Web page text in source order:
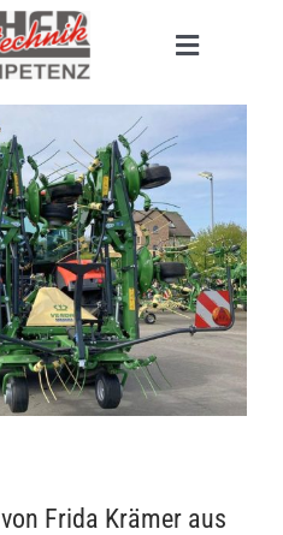
Toggle
Frida Krämer aus